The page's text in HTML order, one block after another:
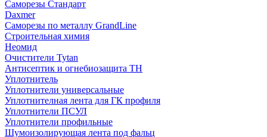
Саморезы Стандарт
Daxmer
Саморезы по металлу GrandLine
Строительная химия
Неомид
Очистители Tytan
Антисептик и огнебиозащита ТН
Уплотнитель
Уплотнители универсальные
Уплотнителная лента для ГК профиля
Уплотнители ПСУЛ
Уплотнители профильные
Шумоизолирующая лента под фальц